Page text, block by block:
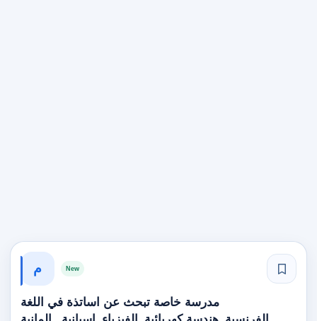
م New
مدرسة خاصة تبحث عن اساتذة في اللغة